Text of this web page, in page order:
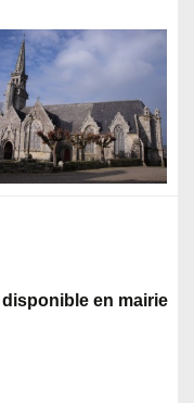
en mairie